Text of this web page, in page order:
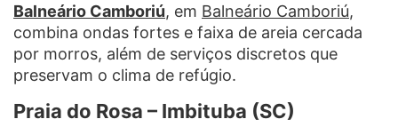
Balneário Camboriú, em Balneário Camboriú,
combina ondas fortes e faixa de areia cercada
por morros, além de serviços discretos que
preservam o clima de refúgio.
Praia do Rosa – Imbituba (SC)